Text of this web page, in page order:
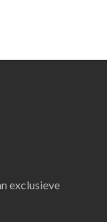
exclusieve